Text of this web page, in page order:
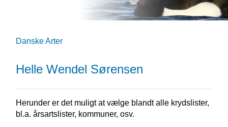
Danske Arter
Helle Wendel Sørensen
Herunder er det muligt at vælge blandt alle krydslister,
bl.a. årsartslister, kommuner, osv.